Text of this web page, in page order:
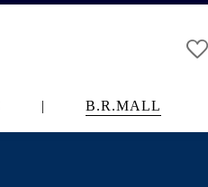
| B.R.MALL